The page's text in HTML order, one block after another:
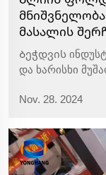
მასალის
Ბეჭდვის
და ხარისხი
ჲჟრაგთ,
Nov. 28. 2024